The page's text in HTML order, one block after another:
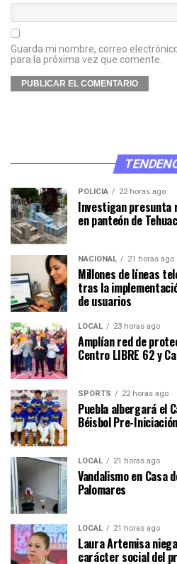
Guarda mi nombre, correo
para la próxima vez que comente.
POLICÍA 22 horas ago
Investigan presunta
en panteón de
NACIONAL 21 horas ago
Millones de líneas
tras la
de usuarios
LOCAL 23 horas ago
Amplían red de
Centro LIBRE 62 y
SPORTS 22 horas ago
Puebla albergará el
Béisbol Pre-Iniciación
LOCAL 21 horas ago
Vandalismo en Casa
Palomares
LOCAL 21 horas ago
Laura Artemisa
carácter social del